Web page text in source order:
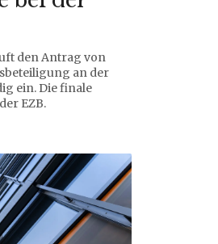
den Antrag von
an der
ein. Die finale
EZB.